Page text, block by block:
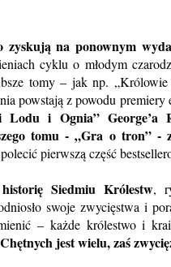
zyskują na ponownym
cyklu o młodym
tomy – jak np.
powstają z powodu premiery
Lodu i Ognia”
tomu - „Gra o tron” -
pierwszą część
historię Siedmiu Królestw,
swoje zwycięstwa i
– każde królestwo i
Chętnych jest wielu, zaś